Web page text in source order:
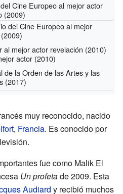
Cine Europeo al mejor actor
(2009)
del Cine Europeo al mejor
(2009)
al mejor actor revelación (2010)
actor (2010)
de la Orden de las Artes y las
(2017)
muy reconocido, nacido
, Francia. Es conocido por
fue como Malik El
Un profetade 2009. Esta
Audiard y recibió muchos